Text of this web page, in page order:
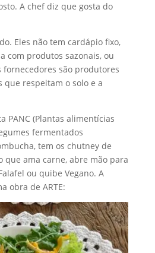
A chef diz que gosta do
Eles não tem cardápio fixo,
com produtos sazonais, ou
fornecedores são produtores
que respeitam o solo e a
PANC (Plantas alimentícias
fermentados
tem os chutney de
que ama carne, abre mão para
ou quibe Vegano. A
obra de ARTE: